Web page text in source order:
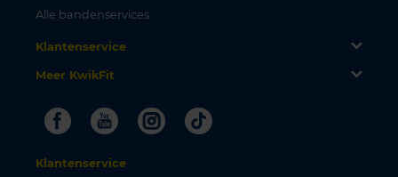
Alle bandenservices
Klantenservice
Meer KwikFit
FacebookYoutubeInstagram
Tiktok
Klantenservice